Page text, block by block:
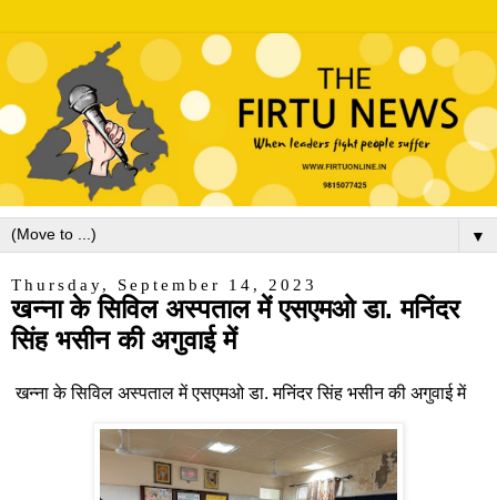
▼
Thursday, September 14, 2023
खन्ना के सिविल अस्पताल में एसएमओ डा. मनिंदर
सिंह भसीन की अगुवाई में
खन्ना के सिविल अस्पताल में एसएमओ डा. मनिंदर सिंह भसीन की अगुवाई में